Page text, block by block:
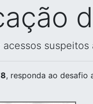
, responda ao desafio